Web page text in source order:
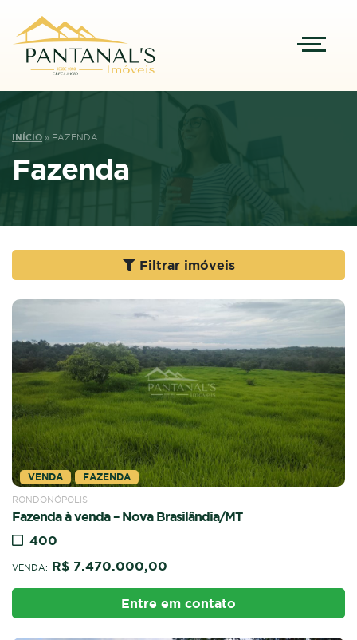
INÍCIO » FAZENDA
Fazenda
VENDA FAZENDA
RONDONÓPOLIS
Fazenda à venda – Nova Brasilândia/MT
400
VENDA: R$ 7.470.000,00
Entre em contato
Filtrar imóveis